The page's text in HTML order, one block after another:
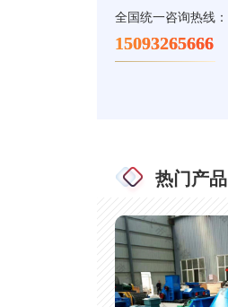
全国统一咨询热线：
15093265666
热门产品